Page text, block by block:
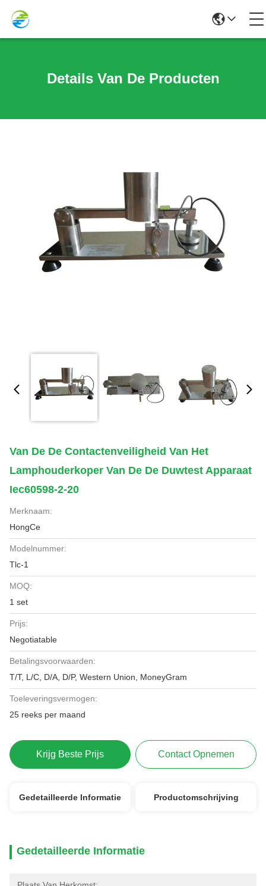
Details Van De Producten
Van De De Contactenveiligheid Van Het
Lamphouderkoper Van De De Duwtest Apparaat
Iec60598-2-20
Merknaam:
HongCe
Modelnummer:
Tlc-1
MOQ:
1 set
Prijs:
Negotiatable
Betalingsvoorwaarden:
T/T, L/C, D/A, D/P, Western Union, MoneyGram
Toeleveringsvermogen:
25 reeks per maand
Krijg Beste Prijs Contact Opnemen
Gedetailleerde Informatie Productomschrijving
Gedetailleerde Informatie